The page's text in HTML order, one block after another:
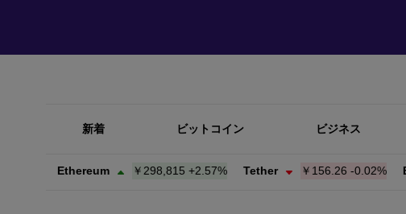
新着 ビットコイン ビジネス
Ethereum ￥298,815+2.57% Tether ￥156.26-0.02% BNB